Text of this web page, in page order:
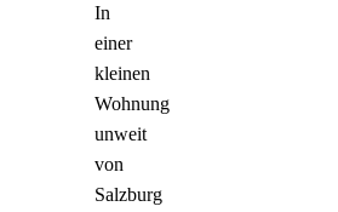
In
einer
kleinen
Wohnung
unweit
von
Salzburg